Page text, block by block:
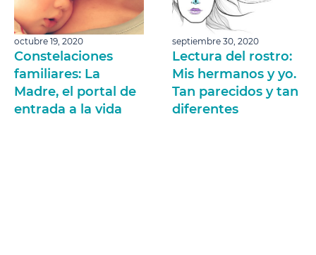
octubre 19, 2020
Constelaciones
familiares: La
Madre, el portal de
entrada a la vida
septiembre 30, 2020
Lectura del rostro:
Mis hermanos y yo.
Tan parecidos y tan
diferentes